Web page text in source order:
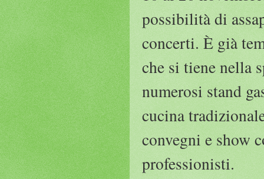
possibilità di
concerti. È già
che si tiene nella
numerosi stand
cucina
convegni e show
professionisti.